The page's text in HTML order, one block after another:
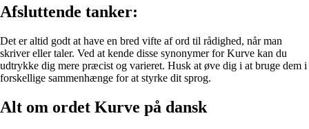
Afsluttende tanker:
Det er altid godt at have en bred vifte af ord til rådighed, når man
skriver eller taler. Ved at kende disse synonymer for Kurve kan du
udtrykke dig mere præcist og varieret. Husk at øve dig i at bruge dem i
forskellige sammenhænge for at styrke dit sprog.
Alt om ordet Kurve på dansk